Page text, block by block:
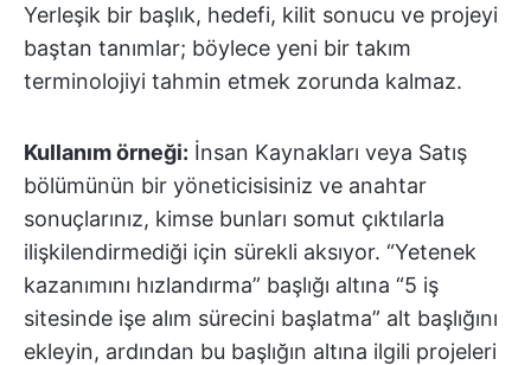
Yerleşik bir başlık, hedefi, kilit sonucu ve projeyi
baştan tanımlar; böylece yeni bir takım
terminolojiyi tahmin etmek zorunda kalmaz.
Kullanım örneği: İnsan Kaynakları veya Satış
bölümünün bir yöneticisisiniz ve anahtar
sonuçlarınız, kimse bunları somut çıktılarla
ilişkilendirmediği için sürekli aksıyor. “Yetenek
kazanımını hızlandırma” başlığı altına “5 iş
sitesinde işe alım sürecini başlatma” alt başlığını
ekleyin, ardından bu başlığın altına ilgili projeleri